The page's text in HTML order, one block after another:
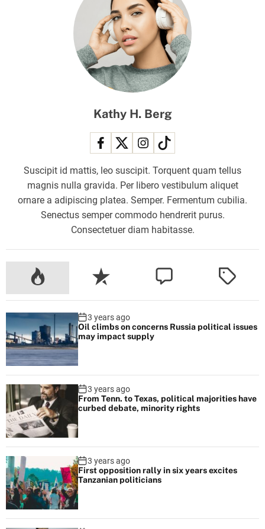
Kathy H. Berg
Suscipit id mattis, leo suscipit. Torquent quam tellus
magnis nulla gravida. Per libero vestibulum aliquet
ornare a adipiscing platea. Semper. Fermentum cubilia.
Senectus semper commodo hendrerit purus.
Consectetuer diam habitasse.
3 years ago
Oil climbs on concerns Russia political issues
may impact supply
3 years ago
From Tenn. to Texas, political majorities have
curbed debate, minority rights
3 years ago
First opposition rally in six years excites
Tanzanian politicians